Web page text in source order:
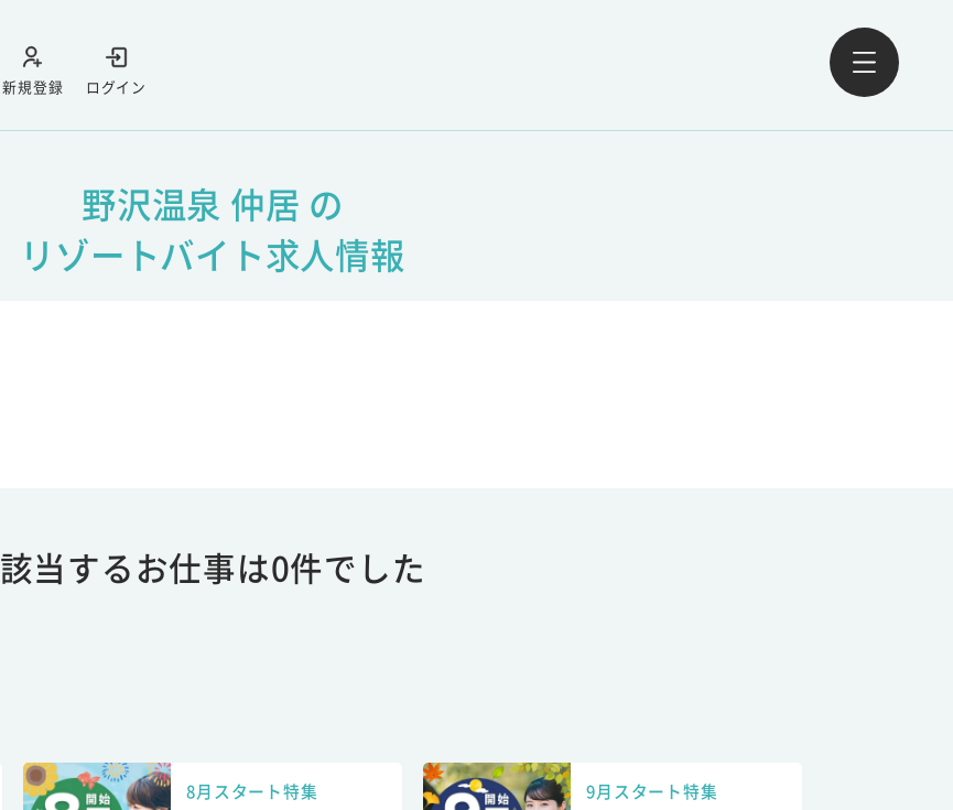
ログイン
新規登録
野沢温泉 仲居 の
リゾートバイト求人情報
該当するお仕事は0件でした
8月スタート特集 9月スタート特集